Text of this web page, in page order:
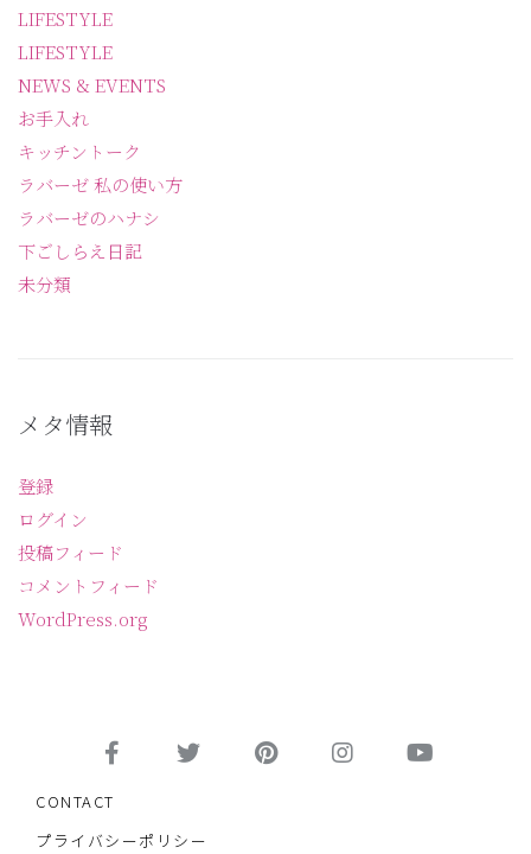
LIFESTYLE
LIFESTYLE
NEWS & EVENTS
お手入れ
キッチントーク
ラバーゼ 私の使い方
ラバーゼのハナシ
下ごしらえ日記
未分類
メタ情報
登録
ログイン
投稿フィード
コメントフィード
WordPress.org
CONTACT
プライバシーポリシー